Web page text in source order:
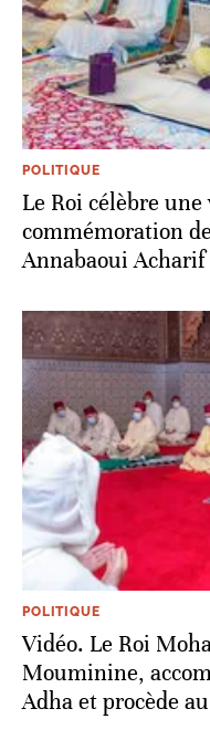
POLITIQUE
Le Roi célèbre
commémoration
Annabaoui Acharif
POLITIQUE
Vidéo. Le Roi
Mouminine,
Adha et procède